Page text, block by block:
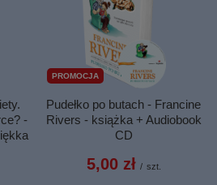
-
PROMOCJA
Pudełko po butach - Francine
Rivers - książka + Audiobook
CD
5,00 zł / szt.